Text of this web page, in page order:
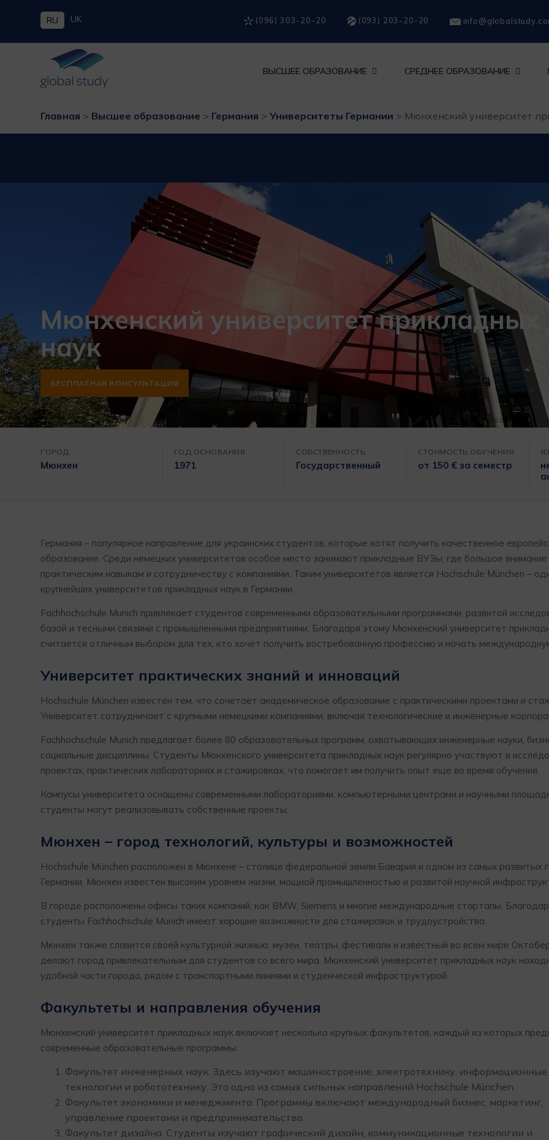
RU UK (096) 303-20-20 (093) 203-20-20
ВЫСШЕЕ ОБРАЗОВАНИЕ СРЕДНЕЕ ОБРАЗОВАНИЕ
Главная > Высшее образование > Германия >Университеты Германии > Мюнхенский университет
Мюнхенский университет прикладных
наук
БЕСПЛАТНАЯ КОНСУЛЬТАЦИЯ
ГОРОД
Мюнхен
ГОД ОСНОВАНИЯ
1971
СОБСТВЕННОСТЬ
Государственный
СТОИМОСТЬ ОБУЧЕНИЯ
от 150 € за семестр
Германия – популярное направление для украинских студентов, которые хотят получить качественное
образование. Среди немецких университетов особое место занимают прикладные ВУЗы, где большое внимание
практическим навыкам и сотрудничеству с компаниями. Таким университетов является Hochschule München –
крупнейших университетов прикладных наук в Германии.
Fachhochschule Munich привлекает студентов современными образовательными программами, развитой
базой и тесными связями с промышленными предприятиями. Благодаря этому Мюнхенский университет
считается отличным выбором для тех, кто хочет получить востребованную профессию и начать
Университет практических знаний и инноваций
Hochschule München известен тем, что сочетает академическое образование с практическими проектами и
Университет сотрудничает с крупными немецкими компаниями, включая технологические и инженерные
Fachhochschule Munich предлагает более 80 образовательных программ, охватывающих инженерные науки,
социальные дисциплины. Студенты Мюнхенского университета прикладных наук регулярно участвуют в
проектах, практических лабораториях и стажировках, что помогает им получить опыт еще во время обучения.
Кампусы университета оснащены современными лабораториями, компьютерными центрами и научными
студенты могут реализовывать собственные проекты.
Мюнхен – город технологий, культуры и возможностей
Hochschule München расположен в Мюнхене – столице федеральной земли Бавария и одном из самых развитых
Германии. Мюнхен известен высоким уровнем жизни, мощной промышленностью и развитой научной
В городе расположены офисы таких компаний, как BMW, Siemens и многие международные стартапы.
студенты Fachhochschule Munich имеют хорошие возможности для стажировок и трудоустройства.
Мюнхен также славится своей культурной жизнью: музеи, театры, фестивали и известный во всем мире
делают город привлекательным для студентов со всего мира. Мюнхенский университет прикладных наук
удобной части города, рядом с транспортными линиями и студенческой инфраструктурой.
Факультеты и направления обучения
Мюнхенский университет прикладных наук включает несколько крупных факультетов, каждый из которых
современные образовательные программы:
Факультет инженерных наук. Здесь изучают машиностроение, электротехнику, информационные
технологии и робототехнику. Это одно из самых сильных направлений Hochschule München.
Факультет экономики и менеджмента. Программы включают международный бизнес, маркетинг,
управление проектами и предпринимательство.
Факультет дизайна. Студенты изучают графический дизайн, коммуникационные технологии и